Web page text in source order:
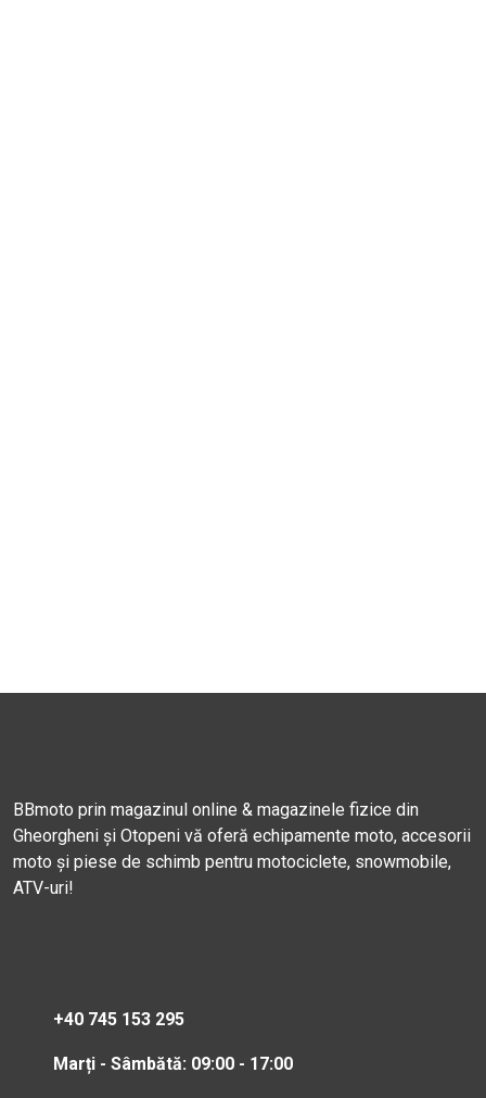
BBmoto prin magazinul online & magazinele fizice din
Gheorgheni și Otopeni vă oferă echipamente moto, accesorii
moto și piese de schimb pentru motociclete, snowmobile,
ATV-uri!
+40 745 153 295
Marți - Sâmbătă: 09:00 - 17:00